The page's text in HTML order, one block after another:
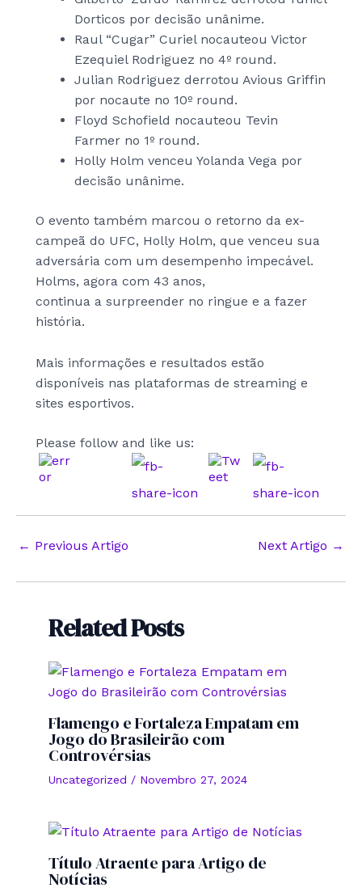
Dorticos por decisão unânime.
Raul “Cugar” Curiel nocauteou Victor
Ezequiel Rodriguez no 4º round.
Julian Rodriguez derrotou Avious Griffin
por nocaute no 10º round.
Floyd Schofield nocauteou Tevin
Farmer no 1º round.
Holly Holm venceu Yolanda Vega por
decisão unânime.
O evento também marcou o retorno da ex-
campeã do UFC, Holly Holm, que venceu sua
adversária com um desempenho impecável.
Holms, agora com 43 anos,
continua a surpreender no ringue e a fazer
história.
Mais informações e resultados estão
disponíveis nas plataformas de streaming e
sites esportivos.
Please follow and like us:
Post
← Previous Artigo Next Artigo →
Related Posts
Flamengo e Fortaleza Empatam em
Jogo do Brasileirão com
Controvérsias
Uncategorized / Novembro 27, 2024
Título Atraente para Artigo de
Notícias